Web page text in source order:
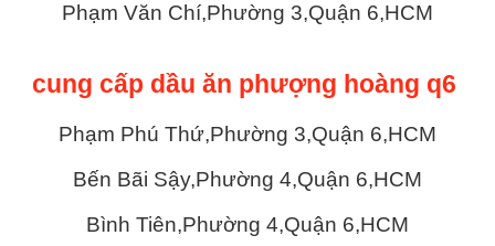
Phạm Văn Chí,Phường 3,Quận 6,HCM
cung cấp dầu ăn phượng hoàng q6
Phạm Phú Thứ,Phường 3,Quận 6,HCM
Bến Bãi Sậy,Phường 4,Quận 6,HCM
Bình Tiên,Phường 4,Quận 6,HCM